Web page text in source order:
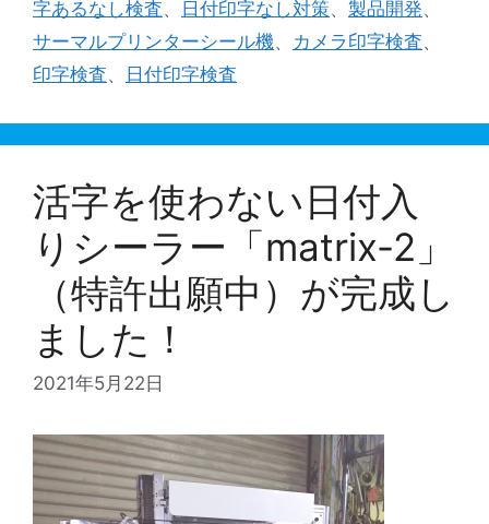
リ
ー
字あるなし検査、 日付印字なし対策、 製品開発、
サーマルプリンターシール機、 カメラ印字検査、
印字検査、 日付印字検査
活字を使わない日付入
りシーラー「matrix-2」
（特許出願中）が完成し
ました！
2021年5月22日